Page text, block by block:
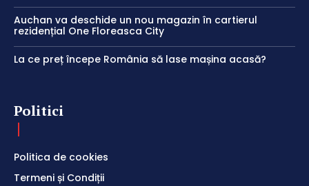
Auchan va deschide un nou magazin în cartierul
rezidențial One Floreasca City
La ce preț începe România să lase mașina acasă?
Politici
Politica de cookies
Termeni și Condiții